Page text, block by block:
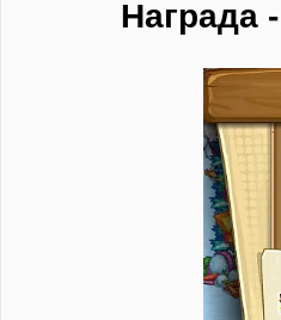
Награда